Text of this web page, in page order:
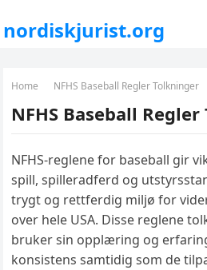
nordiskjurist.org
Home NFHS Baseball Regler Tolkninger
NFHS Baseball
NFHS-reglene for baseball gir
spill, spilleradferd og
trygt og rettferdig miljø for
over hele USA. Disse reglene
bruker sin opplæring og
konsistens samtidig som de